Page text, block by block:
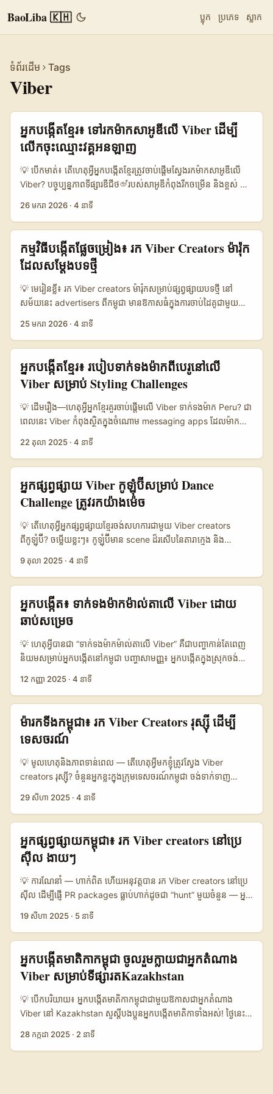
BaoLiba 🇰🇭 ប្លុក ប្រភេទ ស្លាក
ទំព័រដើម Tags
Viber
អ្នកបង្កើតខ្មែរ៖ ទៅរកម៉ាកសាអូឌីលើ Viber ដើម្បី
លើកចុះឈ្មោះវគ្គអនឡាញ
💡 បើកមាត់៖ តើហេតុអ្វីអ្នកបង្កើតខ្មែរត្រូវចាប់ផ្តើមស្វែងរកម៉ាកសាអូឌីលើ
Viber? បច្ចុប្បន្នភាពទីផ្សារឌីជីថල්របស់សាអូឌីកំពុងរីកចម្រើន និងខ្ពស់ —
បង្ហាញថា 81% ប្រាក់ការងារប្រកបដោយដំណោះស្រាយឧស្សាហកម្មជាក់
លាក់ ដើម្បីធ្វើ targeting និង content creation ឲ្យច្បាស់លាស់ជាង
មុន។ (ប្រភព: Imarc / សេចក្តីសង្ខេបទីផ្សារ) បើអ្នកជាអ្នកបង្កើត
វគ្គអនឡាញនៅកម្ពុជា ហេតុផលដែលអ្នកគួរស្វែងរកម៉ាកសាអូឌីលើ Viber
មានច្រើន៖ - ម៉ាកធំៗនៅសាអូឌីកំពុងផ្លាស់ធនធានទៅក្រៅគេហទំព័រ
ពាណិជ្ជកម្មធម្មតា ហើយចំណាយលើ social/video/search កាន់តែ
ច្រើន។ - Viber ជាច្រកសម្ងាត់ក្នុងតំបន់ Middle East សម្រាប់ chat,
communities និង brand broadcasts — វាទប់ស្តីការជាប្រភេទ
ប្រើ AI AdTech ដូចជា Sky ឬឧបករណ៍ទាញយក audience
segmentation នាំឲ្យ hyper-personalization រហូតដល់ការកើនទំហំ
ដល់ 25% ក្នុង reach និងការចាប់អារម្មណ៍។ (ប្រភព: Industry data
ក្នុង News Pool និង Reference Content) ...
26 មករា 2026 · 4 នាទី
កម្មវិធីបង្កើតផ្លែចម្រៀង​៖ រក Viber Creators ម៉ារ៉ុក
ដែលសម្តែងបទថ្មី
💡 មេរៀនខ្លី៖ រក Viber creators ម៉ារ៉ុកសម្រាប់ផ្សព្វផ្សាយបទថ្មី នៅ
សម័យនេះ advertisers ពីកម្ពុជា មានឱកាសធំក្នុងការចាប់ដៃគូជាមួយ
ទូទៅទេ — វាពាក់ព័ន្ធនឹងការយល់ដឹងពី local creator ecosystems,
acceleration programs ដែលផ្តល់ training និង funding, និងការ
រួមបញ្ចូល creative briefs ដែល creators ស្រឡាញ់។ អ្នកអាចយក
ឧទាហរណ៍ពី Creators Ventures Accelerator និង 1 Billion
Followers Summit ដែលធ្វើការឧបត្ថម្ភ startups និង education
projects ដូចជា Noqta Creative, SHAIKE, និង Societiz —
បង្ហាញថា ecosystem នេះកំពុង professionalize និង មាន
company-level thinking (យោង: Creators Ventures
កាត់បន្ថយហានិភ័យ និងសង្កេតឃើញ creators ដែលមានកម្លាំងបង្កើត
venture-scale content។ ...
25 មករា 2026 · 4 នាទី
អ្នកបង្កើតខ្មែរ៖ របៀបទាក់ទងម៉ាកពីបេរូនៅលើ
Viber សម្រាប់ Styling Challenges
💡 ដើមរឿង—ហេតុអ្វីអ្នកខ្មែរ​គួរចាប់ផ្តើមលើ Viber ទាក់ទងម៉ាក Peru? ជា
ពេលនេះ Viber កំពុងស្ថិតក្នុងចំណោម messaging apps ដែលម៉ាកនៅ
building និងការផ្ញើ promotion ព្រោះវាអាចផ្គាប់ជាមួយទស្សនិកជនតំបន់
ចូលទៅក្នុង styling challenges ជាមួយម៉ាក Peru ដើម្បីទទួលការគាំទ្រ
ទំនិញឬក៏ sponsored collab — អ្នកត្រូវស្គាល់ផ្លូវសកម្មភាពដែលម៉ាក
ប្រើ និងបង្កើត pitch យ៉ាងប្រកបដោយតម្លៃ។ ចម្លើយពិតសម្រាប់សំណួរនេះ
មិនមែនជា checklist សាមញ្ញទេ — វាជាសមាសធាតុបី: រកម៉ាកដែលសម
រម្យ (product-fit), ជ្រើសរើស channel ទាក់ទង (Viber community
/ public account / email fallback), ហើយបញ្ចូន proposal ដែល
ច្បាស់ទស្សនៈ។ ខ្ញុំស្រលាញ់ឲ្យអ្នកប្រើកែវចិត្ត street-smart: បង្ហាញ
sample content ដែលសមនឹង audience Peru, ចែកបង្ហាញ value
ច្បាស់។ ...
22 តុលា 2025 · 4 នាទី
អ្នកផ្សព្វផ្សាយ Viber កូឡុំប៊ីសម្រាប់ Dance
Challenge ត្រូវរកយ៉ាងម៉េច
💡 តើហេតុអ្វី​អ្នកផ្សព្វផ្សាយ​ខ្មែរ​ចង់សហការជាមួយ Viber creators
ពីកូឡុំប៊ី? ចម្លើយខ្លះៗ៖ កូឡុំប៊ីមាន scene ដ៏រសើបនៃតារាក្មេង និង
reggaetón, ល្បីៗនៅ TikTok និង Instagram។ បញ្ហាអ្នកខ្មែរ​ច្រើន​គឺ៖
community building និង outreach គ្មាននៅលើផ្ទាំងសាកសម) និង
ការព្រួយពី language & cultural fit។ អត្ថប្រយោជន៍៖ ប្រើ Viber ដើម្បី
coordinate, distribute exclusive clips, ធ្វើ behind-the-
scenes និង build tighter fan groups ជាមួយ audience Latino
និង diaspora។ នៅទីនេះខ្ញុំសង្ខេបផែនការ 6 ជំហៀងដែលអាចអនុវត្តបាន
— មានពី research ដល់ negotiation និង measurement — ហើយ
ខ្ញុំដាក់ឧទាហរណ៍ពិតៗ និងក្នុងតម្រៀប SEO ដើម្បីឲ្យអ្នកអាចប្រើបាន
ភ្លាមៗ។ ...
9 តុលា 2025 · 4 នាទី
អ្នក​បង្កើត៖ ទាក់ទង​ម៉ាក​ម៉ាល់តា​លើ Viber ដោយ
ឆាប់សម្រេច
💡 ហេតុអ្វីបានជា “ទាក់ទងម៉ាកម៉ាល់តាលើ Viber” គឺជាបញ្ហាកាន់តែពេញ
និយមសម្រាប់អ្នកបង្កើតនៅកម្ពុជា បញ្ហាសាមញ្ញ៖ អ្នកបង្កើតក្នុងស្រុកចង់
ម៉ាកនៅម៉ាល់តាដូចជា EdTech, mini-SaaS ឬក្រុមហ៊ុនថ្មីៗ សម្រាប់
សុវត្ថិភាពធ្វើដូចម្តេច? តើ Viber ជាមធ្យោបាយល្អដើម្បីទាក់ទងឬទេ? នៅ
ក្នុងអត្ថបទនេះ ខ្ញុំនឹងចែករំលែកផែនការ​ច្បាស់ៗ ដែលអ្នកអាចអនុវត្តបាន
នៅពេលអ្នកចង់ទាក់ទងម៉ារកក្នុងម៉ាល់តា (Malta) តាម Viber — គ្រប់ពី
ការសម្រួលសារ, វិធីចុះជើងក្នុងក្រុមផ្សព្វផ្សាយ, ដល់ការបង្កើតសេចក្ដីស្នើបែប
ផ្លូវការដែលឈ្នះចិត្ត។ ខ្ញុំក៏នឹងចែកបញ្ហាសុវត្ថិភាពសំខាន់ៗ ដែលបានឃើញ
ក្នុង reference content (ករណីក្លែងក្លាយដែលមានពត៌មានអំពីការបន្លំ
និងសេចក្តីបញ្ជាក់ពីរបៀបធ្វើការលួច) ដើម្បីជួយអ្នករក្សាសុវត្ថិភាពពេលជួបជា
មួយម៉ាកពីបរទេស។ សូមចាំថា Google និង trend នៅឆ្នាំ 2025 កំពុង
metrics ថ្មីៗ (Forbes, 2025) — ដូច្នេះយុទ្ធសាស្ត្រ outreach អាចមិន
បានផ្អែកតែលើ message mass ប៉ុណ្ណោះ។ អ្នកត្រូវផ្គូរផ្គងបច្ចេកទេស,
local insight, និងសុវត្ថិភាព។ ខាងក្រោមនេះជាផែនការជាក់លាក់។ ...
12 កញ្ញា 2025 · 4 នាទី
ម៉ារកទីងកម្ពុជា៖ រក Viber Creators រុស្ស៊ី ដើម្បី
ទេសចរណ៍
💡 មូលហេតុនិងភាពទាន់ពេល — តើហេតុអ្វីមកខ្ញុំត្រូវស្វែង Viber
creators រុស្ស៊ី? ចំនួនអ្នកខ្លះក្នុងក្រុមទេសចរណ៍កម្ពុជា ចង់ទាក់ទាញ
បានរាំងស្ទះជាច្រើន) ហើយវានាំឲ្យ creators និង traveler audiences
ប្រើអេកូស៊ីស្ទែមក្នុងស្រុក ឬ VPN ដើម្បីនៅក្នុងលំនាំជាប្រចាំ។ នេះគឺជា
ឱកាសសម្រាប់អ្នកផ្សព្វផ្សាយទេសចរណ៍ ដែលដំណើរការយ៉ាងឆាប់រហ័ស
ហើយយល់ដឹងពីវប្បធម៍ និងចំណង់ចំណូលចិត្តរបស់អ្នកដំណើរ Russian ។
អត្ថបទនេះបង្ហាញ​ពីដំបូន្មានប្រកបដោយអនុវត្ត — មិនមែនត្រឹមតែចុច
ស្វែងរកទេ — ប៉ុន្តែជាគម្រោងពេញលេញ៖ បង្កើតផែនការ outreach,
អនុវត្តសុវត្ថិភាព VPN, ពិចារណារបៀបទូទាត់ និងធ្វើ due diligence
ចំពោះ creators ដើម្បីរកក្រុមអ្នកបង្កើត Viber រុស្ស៊ី ដែលអាចប្ដូរអតិថិជន
សរសេរពីបទពិសោធន៍ជាក្រុម Marketing មួយ និងការសិក្សាពីលើទិន្នន័យ
សាធារណៈ — រួមទាំងកំណត់ចំណាំពីការប្រើប្រាស់ Ostrovok.ru និង
Sutochno.ru ដើម្បីចាំបាច់បានBooking នៅក្នុង Russia និងការចុះ
ឈ្មោះនៃភ្ញៀវនៅ Moi Dokumenti (យោងពីសេចក្តីផ្តល់ព័ត៌មានរៀន)។ វា
នាំឲ្យយើងយល់ថា outreach ត្រូវមាន contact plans មួយចំនួនក្រៅ
Facebook/Instagram ព្រោះភាពចូលដំណើរការ​ច្រើនឡើងតាម VPN
29 សីហា 2025 · 4 នាទី
អ្នកផ្សព្វផ្សាយកម្ពុជា៖ រក Viber creators នៅប្រេ
ស៊ីល ងាយៗ
💡 ការណែនាំ — ហាក់ពិត ហើយអនុវត្តបាន រក Viber creators នៅប្រេ
ស៊ីល ដើម្បីផ្ញើ PR packages ធ្លាប់ហាក់ដូចជា “hunt” មួយចំនួន — អ្នក
ភាសាខ្មែរ/ភាសាព្រីទុ/អាឡង់ (ឬសម្រាប់ផលិតផលលក់ដល់ diaspora) —
Viber អាចជាកន្លែងល្អប្រសើរ ប្រសិនបើអ្នកចេះចេញទឹកចិត្តស្រាប់តែចូលទៅ
ក្នុង culture និង community local។ អត្ថប្រយោជន៍ខ្លះៗ៖ Viber
បង្កើតក្រុមជំនុំជម្រះ និងចែករំលែកមាតិការងាយ, មាន user intimacy
(ទូរស័ព្ទ,លេខទំនាក់ទំនង), និងនៅពេលខ្លះ creators ថ្នាក់តូច/មធ្យមលេង
សកម្មក្នុង local niches។ ក៏ប៉ុន្តែការស្វែងរក creators នៅលើ Viber
មិនដូច Instagram ឬ TikTok ដែលមាន marketplaces ផ្លូវការ —
ដូច្នេះអ្នកត្រូវមាន tact និងធ្វើការផ្ដល់តម្លៃច្បាស់ដើម្បីទាក់ទាញពួកគេ។ ...
19 សីហា 2025 · 5 នាទី
អ្នកបង្កើតមាតិកាកម្ពុជា ចូលរួមក្លាយជាអ្នកតំណាង
Viber សម្រាប់ទីផ្សារតKazakhstan
💡 បើកបរិយាយ៖ អ្នកបង្កើតមាតិកាកម្ពុជាជាមួយឱកាសជាអ្នកតំណាង
Viber នៅ Kazakhstan សួស្តីបងប្អូនអ្នកបង្កើតមាតិកាទាំងអស់! ថ្ងៃនេះខ្ញុំ
ជាតិ។ Viber កំពុងតែបើកការជ្រើសរើសអ្នកតំណាង (ambassador
28 កក្កដា 2025 · 2 នាទី